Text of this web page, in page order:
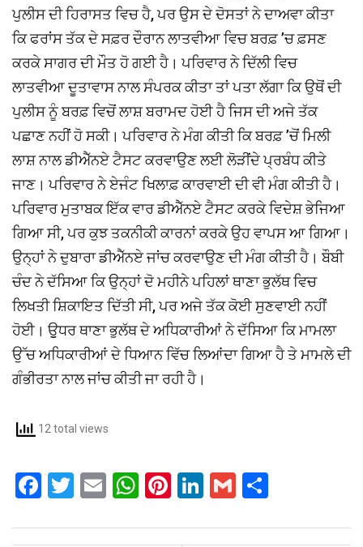
ਪੁਲੀਸ ਦੀ ਹਿਰਾਸਤ ਵਿਚ ਹੈ, ਪਰ ਉਸ ਦੇ ਦੋਸਤਾਂ ਨੇ ਦਾਅਵਾ ਕੀਤਾ
ਕਿ ਫਰਾਂਸ ਤੱਕ ਦੇ ਸਫ਼ਰ ਦੌਰਾਨ ਲਾਤਵੀਆ ਵਿਚ ਬਰਫ਼ ’ਚ ਫ਼ਸਣ
ਕਰਕੇ ਸਾਗਰ ਦੀ ਮੌਤ ਹੋ ਗਈ ਹੈ। ਪਰਿਵਾਰ ਨੇ ਦਿੱਲੀ ਵਿਚ
ਲਾਤਵੀਆ ਦੂਤਾਵਾਸ ਨਾਲ ਸੰਪਰਕ ਕੀਤਾ ਤਾਂ ਪਤਾ ਲੱਗਾ ਕਿ ਉਥੋਂ ਦੀ
ਪੁਲੀਸ ਨੂੰ ਬਰਫ਼ ਵਿਚੋਂ ਲਾਸ਼ ਬਰਾਮਦ ਹੋਈ ਹੈ ਜਿਸ ਦੀ ਅਜੇ ਤੱਕ
ਪਛਾਣ ਨਹੀਂ ਹੋ ਸਕੀ। ਪਰਿਵਾਰ ਨੇ ਮੰਗ ਕੀਤੀ ਕਿ ਬਰਫ਼ ’ਚੋਂ ਮਿਲੀ
ਲਾਸ਼ ਨਾਲ ਡੀਐੱਨਏ ਟੈਸਟ ਕਰਵਾਉਣ ਲਈ ਲੋੜੀਂਦੇ ਪ੍ਰਬੰਧ ਕੀਤੇ
ਜਾਣ। ਪਰਿਵਾਰ ਨੇ ਏਜੰਟ ਖਿਲਾਫ਼ ਕਾਰਵਾਈ ਦੀ ਵੀ ਮੰਗ ਕੀਤੀ ਹੈ।
ਪਰਿਵਾਰ ਮੁਤਾਬਕ ਇੱਕ ਵਾਰ ਡੀਐੱਨਏ ਟੈਸਟ ਕਰਕੇ ਵਿਦੇਸ਼ ਭੇਜਿਆ
ਗਿਆ ਸੀ, ਪਰ ਕੁਝ ਤਕਨੀਕੀ ਕਾਰਨਾਂ ਕਰਕੇ ਉਹ ਵਾਪਸ ਆ ਗਿਆ।
ਉਨ੍ਹਾਂ ਨੇ ਦੁਬਾਰਾ ਡੀਐੱਨਏ ਜਾਂਚ ਕਰਵਾਉਣ ਦੀ ਮੰਗ ਕੀਤੀ ਹੈ। ਬੌਬੀ
ਚੰਦ ਨੇ ਦੱਸਿਆ ਕਿ ਉਨ੍ਹਾਂ ਦੋ ਮਹੀਨੇ ਪਹਿਲਾਂ ਥਾਣਾ ਭੁਲੱਥ ਵਿਚ
ਲਿਖਤੀ ਸ਼ਿਕਾਇਤ ਦਿੱਤੀ ਸੀ, ਪਰ ਅਜੇ ਤੱਕ ਕੋਈ ਸੁਣਵਾਈ ਨਹੀਂ
ਹੋਈ। ਉੁਧਰ ਥਾਣਾ ਭੁਲੱਥ ਦੇ ਅਧਿਕਾਰੀਆਂ ਨੇ ਦੱਸਿਆ ਕਿ ਮਾਮਲਾ
ਉੱਚ ਅਧਿਕਾਰੀਆਂ ਦੇ ਧਿਆਨ ਵਿੱਚ ਲਿਆਂਦਾ ਗਿਆ ਹੈ ਤੇ ਮਾਮਲੇ ਦੀ
ਗੰਭੀਰਤਾ ਨਾਲ ਜਾਂਚ ਕੀਤੀ ਜਾ ਰਹੀ ਹੈ।
12 total views
F
ce
T
tt
E
ail
W
at
Pi
er
Li
ke
G
ail ar